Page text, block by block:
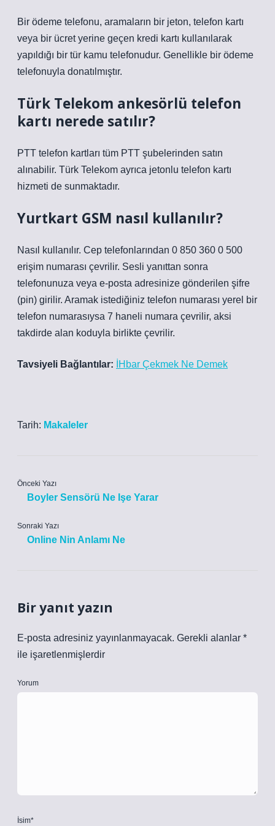
Bir ödeme telefonu, aramaların bir jeton, telefon kartı
veya bir ücret yerine geçen kredi kartı kullanılarak
yapıldığı bir tür kamu telefonudur. Genellikle bir ödeme
telefonuyla donatılmıştır.
Türk Telekom ankesörlü telefon
kartı nerede satılır?
PTT telefon kartları tüm PTT şubelerinden satın
alınabilir. Türk Telekom ayrıca jetonlu telefon kartı
hizmeti de sunmaktadır.
Yurtkart GSM nasıl kullanılır?
Nasıl kullanılır. Cep telefonlarından 0 850 360 0 500
erişim numarası çevrilir. Sesli yanıttan sonra
telefonunuza veya e-posta adresinize gönderilen şifre
(pin) girilir. Aramak istediğiniz telefon numarası yerel bir
telefon numarasıysa 7 haneli numara çevrilir, aksi
takdirde alan koduyla birlikte çevrilir.
Tavsiyeli Bağlantılar: İHbar Çekmek Ne Demek
Tarih: Makaleler
Önceki Yazı
Boyler Sensörü Ne Işe Yarar
Sonraki Yazı
Online Nin Anlamı Ne
Bir yanıt yazın
E-posta adresiniz yayınlanmayacak. Gerekli alanlar *
ile işaretlenmişlerdir
Yorum
İsim*